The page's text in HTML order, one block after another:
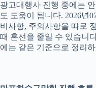
광고대행사 진행 중에는
도 도움이 됩니다. 2026년
비사항, 주의사항을 따로
때 혼선을 줄일 수 있습니
에는 같은 기준으로 정리